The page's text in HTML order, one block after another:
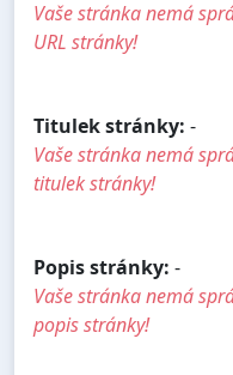
Vaše stránka nemá
URL stránky!
Titulek stránky: -
Vaše stránka nemá
titulek stránky!
Popis stránky: -
Vaše stránka nemá
popis stránky!